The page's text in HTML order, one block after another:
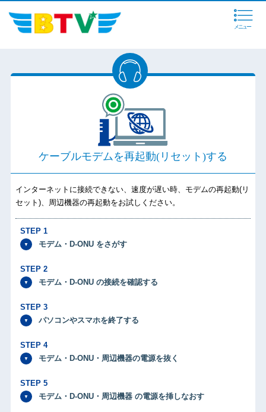
メニュー
ケーブルモデムを再起動(リセット)する
インターネットに接続できない、速度が遅い時、モデムの再起動(リ
セット)、周辺機器の再起動をお試しください。
STEP 1
モデム・D-ONU をさがす
STEP 2
モデム・D-ONU の接続を確認する
STEP 3
パソコンやスマホを終了する
STEP 4
モデム・D-ONU・周辺機器の電源を抜く
STEP 5
モデム・D-ONU・周辺機器 の電源を挿しなおす